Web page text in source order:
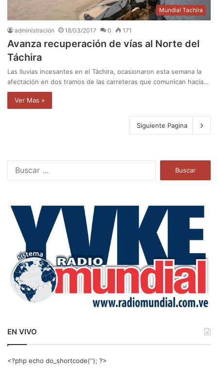
Mundial Tachira
administración 18/03/2017 0 171
Avanza recuperación de vías al Norte del
Táchira
Las lluvias incesantes en el Táchira, ocasionaron esta semana la
afectación en dos tramos de las carreteras que comunican hacia…
Ver Mas »
Siguiente Pagina
a
EN VIVO
<?php echo do_shortcode(‘‘); ?>